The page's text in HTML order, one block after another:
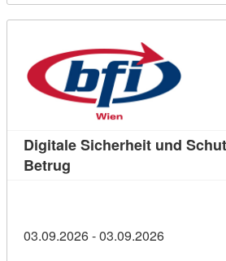
Digitale Sicherheit und
Betrug
03.09.2026 - 03.09.2026